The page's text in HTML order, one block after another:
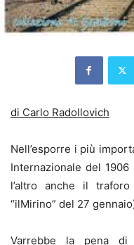
di Carlo Radollovich
Nell’esporre i più
Internazionale del
l’altro anche il
“ilMirino” del 27
Varrebbe la pena di